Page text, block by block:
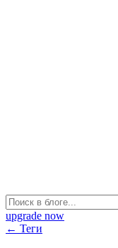
upgrade now
← Теги